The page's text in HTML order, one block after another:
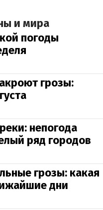
и мира
погоды
грозы:
непогода
ряд городов
грозы: какая
дни